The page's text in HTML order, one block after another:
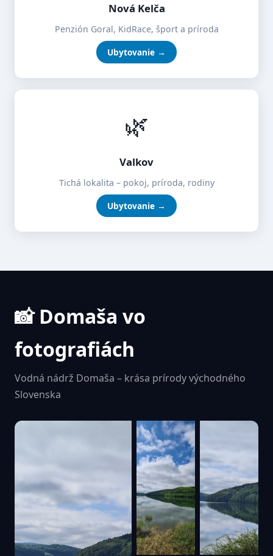
Nová Kelča
Penzión Goral, KidRace, šport a príroda
Ubytovanie →
🌿
Valkov
Tichá lokalita – pokoj, príroda, rodiny
Ubytovanie →
📸 Domaša vo
fotografiách
Vodná nádrž Domaša – krása prírody východného
Slovenska